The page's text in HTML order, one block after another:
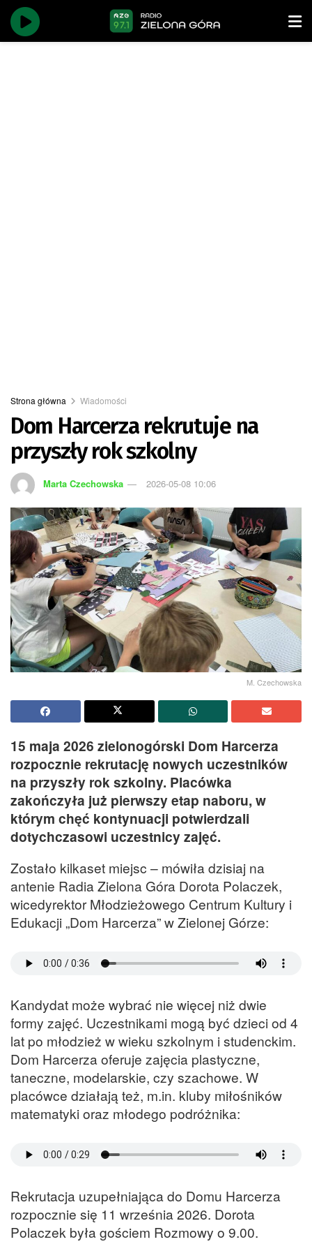
Strona główna Wiadomości
Dom Harcerza rekrutuje na
przyszły rok szkolny
Marta Czechowska 2026-05-08 10:06
M. Czechowska
15 maja 2026 zielonogórski Dom Harcerza
rozpocznie rekrutację nowych uczestników
na przyszły rok szkolny. Placówka
zakończyła już pierwszy etap naboru, w
którym chęć kontynuacji potwierdzali
dotychczasowi uczestnicy zajęć.
Zostało kilkaset miejsc – mówiła dzisiaj na
antenie Radia Zielona Góra Dorota Polaczek,
wicedyrektor Młodzieżowego Centrum Kultury i
Edukacji „Dom Harcerza” w Zielonej Górze:
Kandydat może wybrać nie więcej niż dwie
formy zajęć. Uczestnikami mogą być dzieci od 4
lat po młodzież w wieku szkolnym i studenckim.
Dom Harcerza oferuje zajęcia plastyczne,
taneczne, modelarskie, czy szachowe. W
placówce działają też, m.in. kluby miłośników
matematyki oraz młodego podróżnika:
Rekrutacja uzupełniająca do Domu Harcerza
rozpocznie się 11 września 2026. Dorota
Polaczek była gościem Rozmowy o 9.00.